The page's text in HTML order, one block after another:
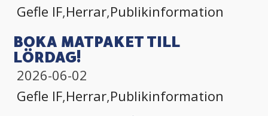
Gefle IF,Herrar,Publikinformation
BOKA MATPAKET TILL
LÖRDAG!
2026-06-02
Gefle IF,Herrar,Publikinformation